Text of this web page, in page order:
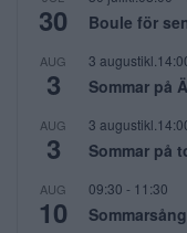
30 Boule för
AUG
3
3
Sommar på
AUG
3
3
Sommar på
AUG
10
09:30 - 11:30